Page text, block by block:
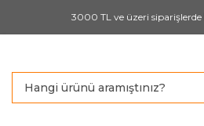
3000 TL ve üzeri siparişlerde